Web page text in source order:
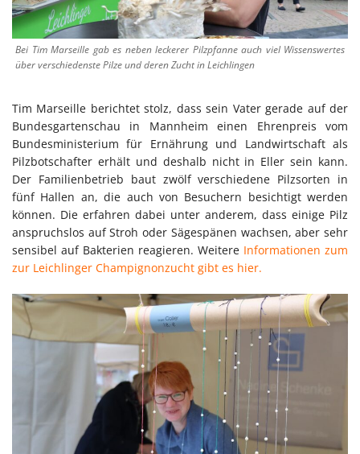
Bei Tim Marseille gab es neben leckerer Pilzpfanne auch viel Wissenswertes
über verschiedenste Pilze und deren Zucht in Leichlingen
Tim Marseille berichtet stolz, dass sein Vater gerade auf der
Bundesgartenschau in Mannheim einen Ehrenpreis vom
Bundesministerium für Ernährung und Landwirtschaft als
Pilzbotschafter erhält und deshalb nicht in Eller sein kann.
Der Familienbetrieb baut zwölf verschiedene Pilzsorten in
fünf Hallen an, die auch von Besuchern besichtigt werden
können. Die erfahren dabei unter anderem, dass einige Pilz
anspruchslos auf Stroh oder Sägespänen wachsen, aber sehr
sensibel auf Bakterien reagieren. Weitere Informationen zum
zur Leichlinger Champignonzucht gibt es hier.